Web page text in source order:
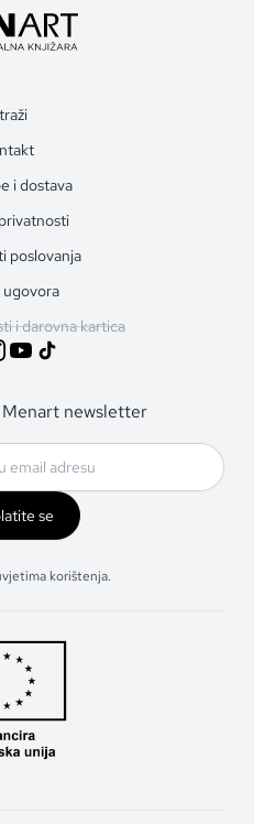
i dostava
poslovanja
ugovora
i darovna kartica
newsletter
se
korištenja.